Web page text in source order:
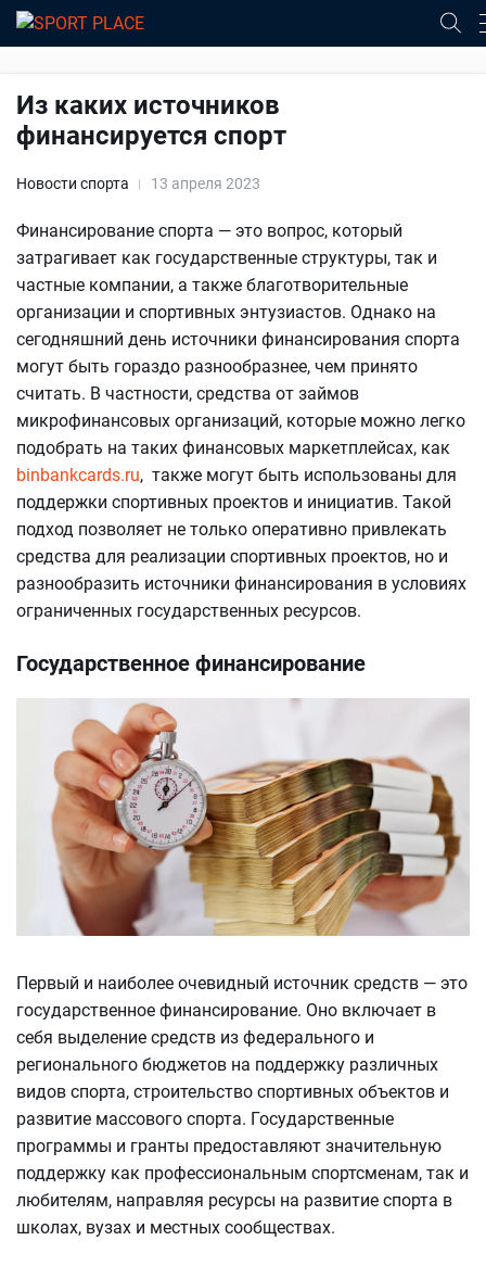
Из каких источников
финансируется спорт
Новости спорта 13 апреля 2023
Финансирование спорта — это вопрос, который
затрагивает как государственные структуры, так и
частные компании, а также благотворительные
организации и спортивных энтузиастов. Однако на
сегодняшний день источники финансирования спорта
могут быть гораздо разнообразнее, чем принято
считать. В частности, средства от займов
микрофинансовых организаций, которые можно легко
подобрать на таких финансовых маркетплейсах, как
binbankcards.ru, также могут быть использованы для
поддержки спортивных проектов и инициатив. Такой
подход позволяет не только оперативно привлекать
средства для реализации спортивных проектов, но и
разнообразить источники финансирования в условиях
ограниченных государственных ресурсов.
Государственное финансирование
Первый и наиболее очевидный источник средств — это
государственное финансирование. Оно включает в
себя выделение средств из федерального и
регионального бюджетов на поддержку различных
видов спорта, строительство спортивных объектов и
развитие массового спорта. Государственные
программы и гранты предоставляют значительную
поддержку как профессиональным спортсменам, так и
любителям, направляя ресурсы на развитие спорта в
школах, вузах и местных сообществах.